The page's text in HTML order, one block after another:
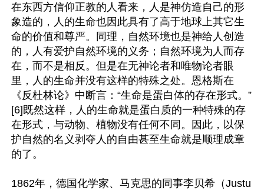
在东西方信仰正教的人看来，人是神仿造自己的形
象造的，人的生命也因此具有了高于地球上其它生
命的价值和尊严。同理，自然环境也是神给人创造
的，人有爱护自然环境的义务；自然环境为人而存
在，而不是相反。但是在无神论者和唯物论者眼
里，人的生命并没有这样的特殊之处。恩格斯在
《反杜林论》中断言：“生命是蛋白体的存在形式。”
[6]既然这样，人的生命就是蛋白质的一种特殊的存
在形式，与动物、植物没有任何不同。因此，以保
护自然的名义剥夺人的自由甚至生命就是顺理成章
的了。
1862年，德国化学家、马克思的同事李贝希（Justu